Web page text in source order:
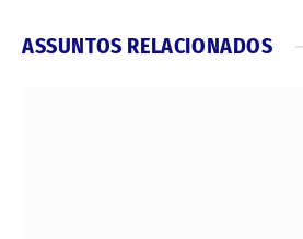
ASSUNTOS RELACIONADOS